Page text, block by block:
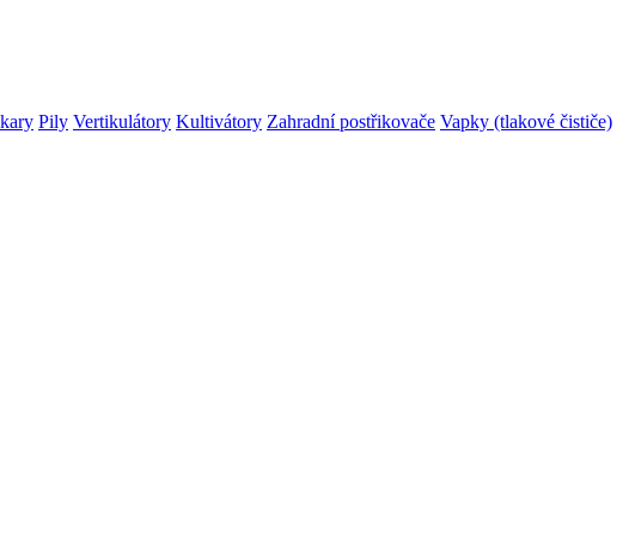
Pily Vertikulátory Kultivátory Zahradní postřikovače Vapky (tlakové čističe)